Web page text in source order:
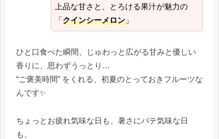
上品な甘さと、とろける果汁が魅力の
「クインシーメロン 」
ひと口食べた瞬間、じゅわっと広がる甘みと優しい
香りに、思わずうっとり…
“ご褒美時間” をくれる、初夏のとっておきフルーツな
んです✨
ちょっとお疲れ気味な日も、暑さにバテ気味な日
も、